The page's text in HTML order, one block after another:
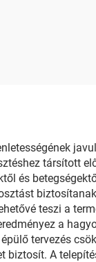
társított
és
teszi a
a
tervezés
biztosít. A